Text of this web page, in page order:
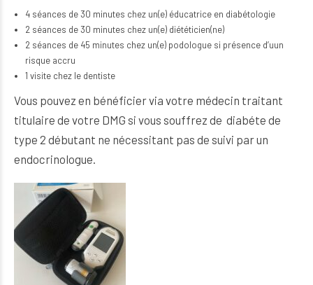
4 séances de 30 minutes chez un(e) éducatrice en diabétologie
2 séances de 30 minutes chez un(e) diététicien(ne)
2 séances de 45 minutes chez un(e) podologue si présence d’uun
risque accru
1 visite chez le dentiste
Vous pouvez en bénéficier via votre médecin traitant
titulaire de votre DMG si vous souffrez de diabéte de
type 2 débutant ne nécessitant pas de suivi par un
endocrinologue.